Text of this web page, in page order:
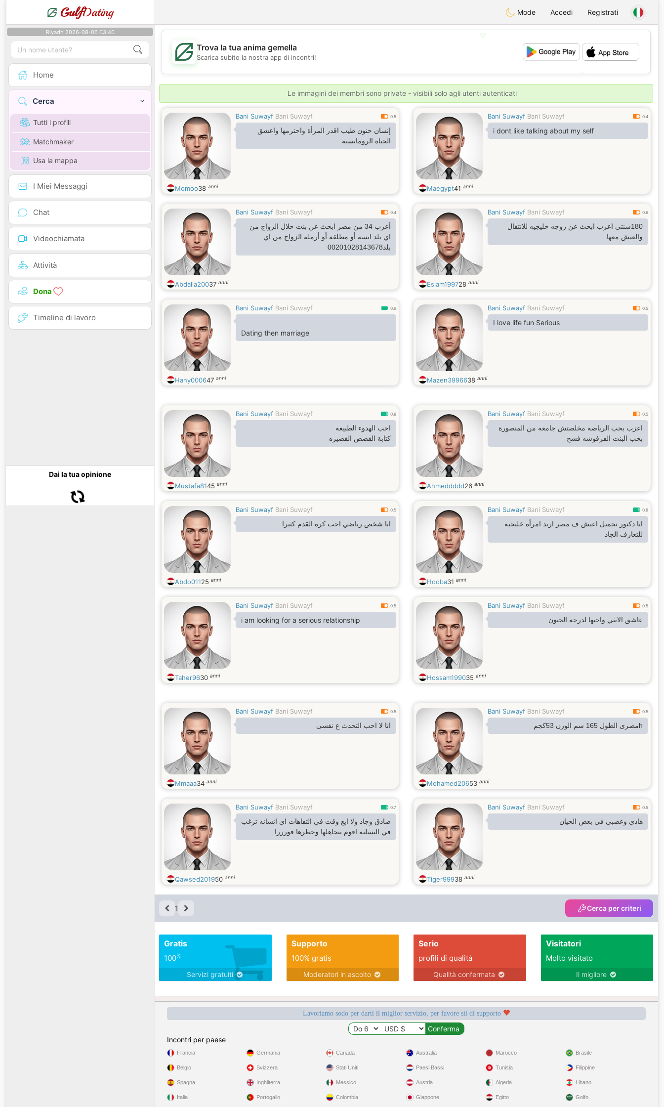
GulfDating Mode Accedi Registrati
Riyadh 2026-08-06 03:40
Home
Cerca
Tutti i profili
Matchmaker
Usa la mappa
I Miei Messaggi
Chat
Videochiamata
Attività
Dona
Timeline di lavoro
Dai la tua opinione
💖
Trova la tua anima gemella
Scarica subito la nostra app di incontri!
Le immagini dei membri sono private - visibili solo agli utenti autenticati
Bani Suwayf Bani Suwayf 0.5
إنسان حنون طيب اقدر المرأة واحترمها واعشق
الحياة الرومانسيه
Momoo38 anni
Bani Suwayf Bani Suwayf 0.4
i dont like talking about my self
Maegypt41 anni
Bani Suwayf Bani Suwayf 0.4
أعزب 34 من مصر ابحث عن بنت حلال الزواج من
اي بلد انسة أو مطلقة أو أرملة الزواج من اي
بلد00201028143678
Abdalla20037 anni
Bani Suwayf Bani Suwayf 0.6
180سنتي اعزب ابحث عن زوجه خليجيه للانتقال
والعيش معها
Eslam199728 anni
Bani Suwayf Bani Suwayf 0.9
Dating then marriage
Hany000647 anni
Bani Suwayf Bani Suwayf 0.5
I love life fun Serious
Mazen3996638 anni
Bani Suwayf Bani Suwayf 0.8
احب الهدوء الطبيعه
كتابة القصص القصيره
Mustafa8145 anni
Bani Suwayf Bani Suwayf 0.5
اعزب بحب الرياضه مخلصتش جامعه من المنصورة
بحب البنت الفرفوشه فشخ
Ahmeddddd26 anni
Bani Suwayf Bani Suwayf 0.5
انا شخص رياضي احب كرة القدم كثيرا
Abdo01125 anni
Bani Suwayf Bani Suwayf 0.8
انا دكتور تجميل اعيش ف مصر اريد امرأه خليجيه
للتعارف الجاد
Hooba31 anni
Bani Suwayf Bani Suwayf 0.5
i am looking for a serious relationship
Taher9630 anni
Bani Suwayf Bani Suwayf 0.5
عاشق الانثي واحبها لدرجه الجنون
Hossam199035 anni
Bani Suwayf Bani Suwayf 0.5
انا لا احب التحدث ع نفسى
Mmaaa34 anni
Bani Suwayf Bani Suwayf 0.5
hمصرى الطول 165 سم الوزن 53كجم
Mohamed20653 anni
Bani Suwayf Bani Suwayf 0.7
صادق وجاد ولا ايع وقت في التفاهات اي انسانه ترغب
في التسليه اقوم بتجاهلها وحظرها فورررا
Qawsed201950 anni
Bani Suwayf Bani Suwayf 0.5
هادي وعصبي في بعض الحيان
Tiger99938 anni
1 Cerca per criteri
Gratis
100%
Servizi gratuiti
Supporto
100% gratis
Moderatori in ascolto
Serio
profili di qualità
Qualità confermata
Visitatori
Molto visitato
Il migliore
Lavoriamo sodo per darti il miglior servizio, per favore sii di supporto
Incontri per paese
Francia
Belgio
Spagna
Italia
Germania
Svizzera
Inghilterra
Portogallo
Canada
Stati Uniti
Messico
Colombia
Australia
Paesi Bassi
Austria
Giappone
Marocco
Tunisia
Algeria
Egitto
Brasile
Filippine
Libano
Golfo